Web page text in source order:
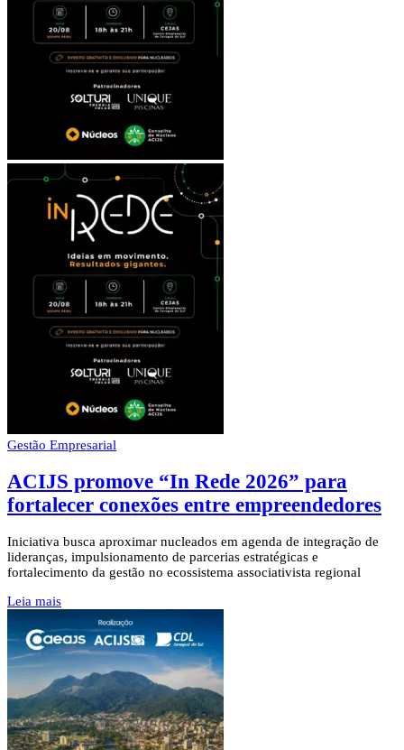
Gestão Empresarial
ACIJS promove “In Rede 2026” para
fortalecer conexões entre empreendedores
Iniciativa busca aproximar nucleados em agenda de integração de
lideranças, impulsionamento de parcerias estratégicas e
fortalecimento da gestão no ecossistema associativista regional
Leia mais